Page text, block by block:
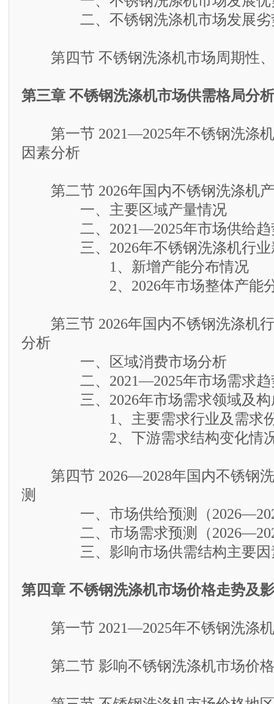
二、不锈钢洗涤机市场发展劣
第四节 不锈钢洗涤机市场周期性、
第三章 不锈钢洗涤机市场供需格局分
第一节 2021—2025年不锈钢洗涤机
因素分析
第二节 2026年国内不锈钢洗涤机
一、主要区域产量情况
二、2021—2025年市场供给趋势
三、2026年不锈钢洗涤机行业
1、新增产能分布情况
2、2026年市场整体产能
第三节 2026年国内不锈钢洗涤机行
分析
一、区域消费市场分析
二、2021—2025年市场需求趋势
三、2026年市场需求领域及构
1、主要需求行业及需求份
2、下游需求结构变化情况
第四节 2026—2028年国内不锈钢洗
测
一、市场供给预测（
二、市场需求预测（
三、影响市场供需结构主要因
第四章 不锈钢洗涤机市场价格走势及
第一节 2021—2025年不锈钢洗涤机
第二节 影响不锈钢洗涤机市场价格